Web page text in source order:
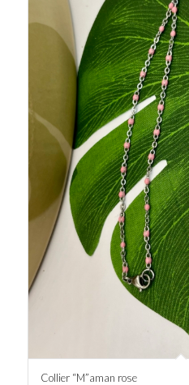
Collier “M”aman rose